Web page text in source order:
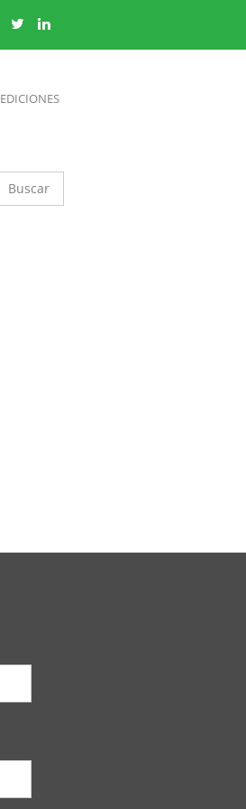
EDICIONES